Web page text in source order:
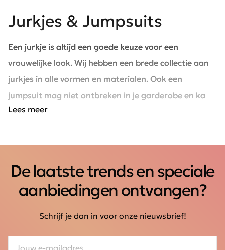
Jurkjes & Jumpsuits
Een jurkje is altijd een goede keuze voor een
vrouwelijke look. Wij hebben een brede collectie aan
jurkjes in alle vormen en materialen. Ook een
jumpsuit mag niet ontbreken in je garderobe en kan
tijdens vele gelegenheden gedragen worden. Shop de
Geisha, Enjoy womenswear, FOS fashion en
Lees meer
De laatste trends en speciale
aanbiedingen ontvangen?
Schrijf je dan in voor onze nieuwsbrief!